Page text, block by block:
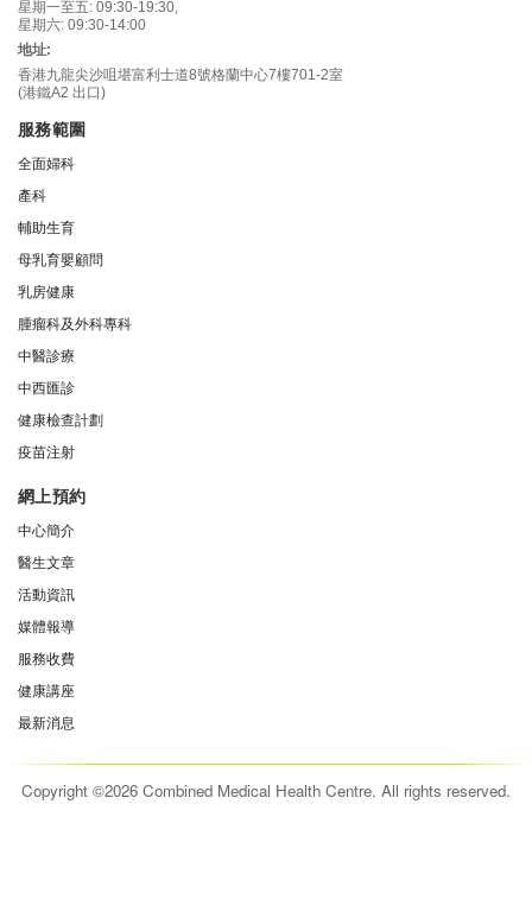
星期一至五: 09:30-19:30,
星期六: 09:30-14:00
地址:
香港九龍尖沙咀堪富利士道8號格蘭中心7樓701-2室
(港鐵A2 出口)
服務範圍
全面婦科
產科
輔助生育
母乳育嬰顧問
乳房健康
腫瘤科及外科專科
中醫診療
中西匯診
健康檢查計劃
疫苗注射
網上預約
中心簡介
醫生文章
活動資訊
媒體報導
服務收費
健康講座
最新消息
Copyright ©2026 Combined Medical Health Centre. All rights reserved.